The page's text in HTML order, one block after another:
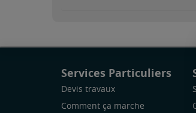
Services Particuliers
Devis travaux
Comment ça marche